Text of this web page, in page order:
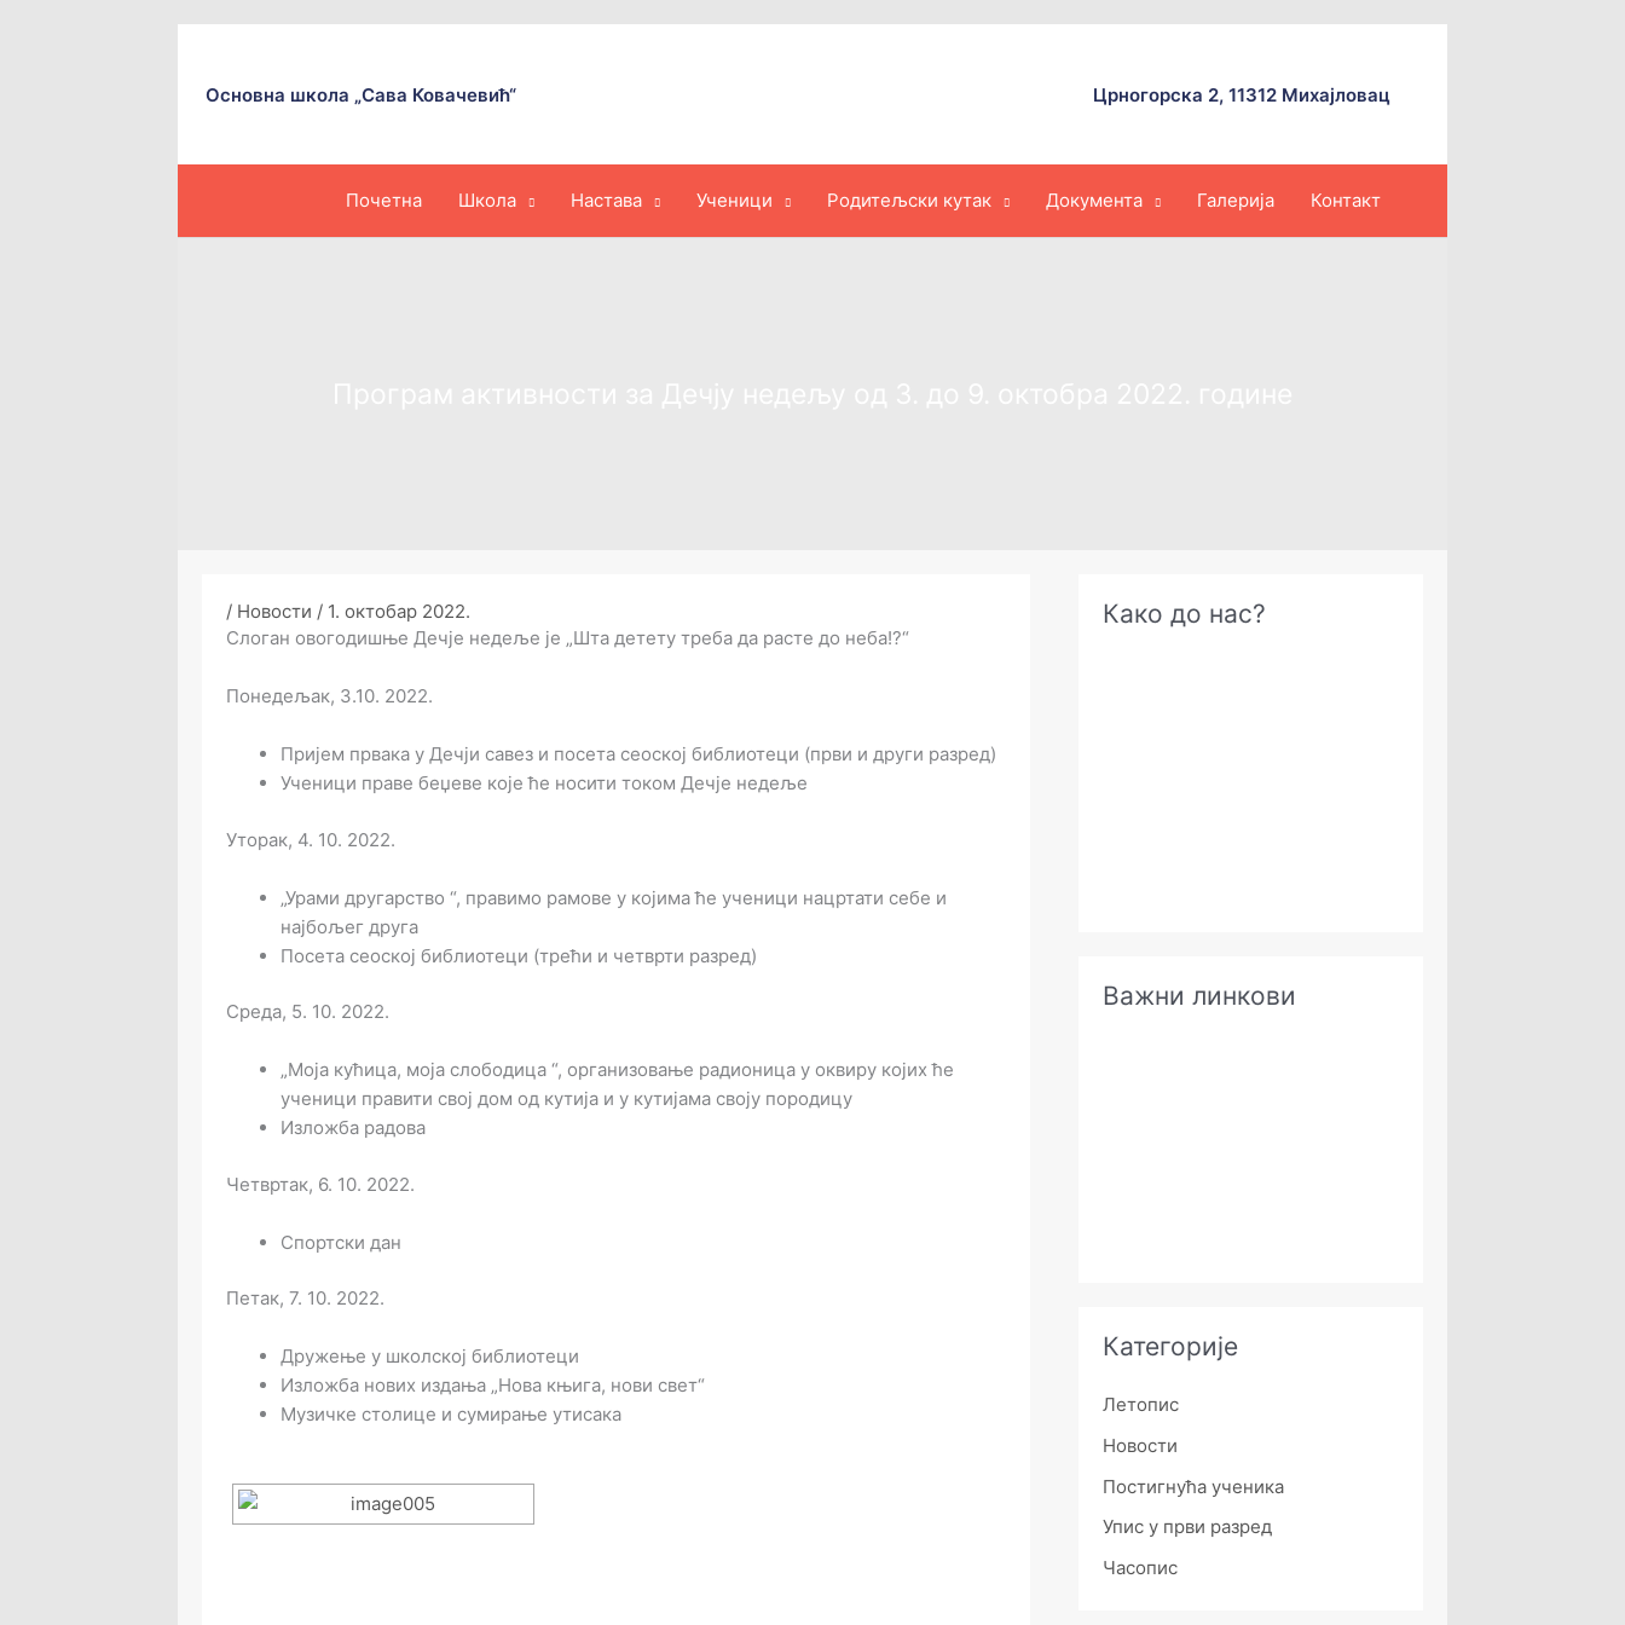
Основна школа „Сава Ковачевић“ Црногорска 2, 11312 Михајловац
Почетна Школа Настава Ученици Родитељски кутак Документа Галерија Контакт
/ Новости / 1. октобар 2022.
Слоган овогодишње Дечје недеље је „Шта детету треба да расте до неба!?“
Понедељак, 3.10. 2022.
Пријем првака у Дечји савез и посета сеоској библиотеци (први и други разред)
Ученици праве беџеве које ће носити током Дечје недеље
Уторак, 4. 10. 2022.
„Урами другарство “, правимо рамове у којима ће ученици нацртати себе и
најбољег друга
Посета сеоској библиотеци (трећи и четврти разред)
Среда, 5. 10. 2022.
„Моја кућица, моја слободица “, организовање радионица у оквиру којих ће
ученици правити свој дом од кутија и у кутијама своју породицу
Изложба радова
Четвртак, 6. 10. 2022.
Спортски дан
Петак, 7. 10. 2022.
Дружење у школској библиотеци
Изложба нових издања „Нова књига, нови свет“
Музичке столице и сумирање утисака
Како до нас?
Важни линкови
Категорије
Летопис
Новости
Постигнућа ученика
Упис у први разред
Часопис
р